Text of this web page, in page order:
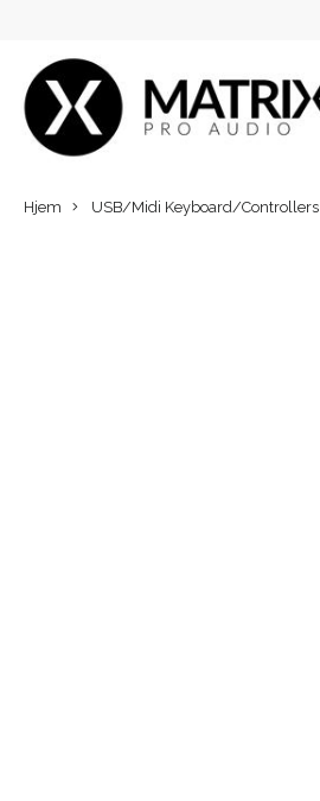
Hjem USB/Midi Keyboard/Controllers